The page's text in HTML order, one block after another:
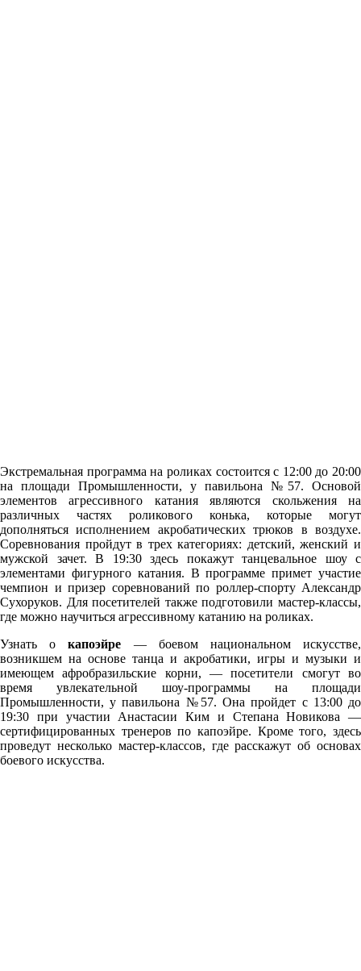
Экстремальная программа на роликах состоится с 12:00 до 20:00
на площади Промышленности, у павильона №57. Основой
элементов агрессивного катания являются скольжения на
различных частях роликового конька, которые могут
дополняться исполнением акробатических трюков в воздухе.
Соревнования пройдут в трех категориях: детский, женский и
мужской зачет. В 19:30 здесь покажут танцевальное шоу с
элементами фигурного катания. В программе примет участие
чемпион и призер соревнований по роллер-спорту Александр
Сухоруков. Для посетителей также подготовили мастер-классы,
где можно научиться агрессивному катанию на роликах.
Узнать окапоэйре — боевом национальном искусстве,
возникшем на основе танца и акробатики, игры и музыки и
имеющем афробразильские корни, — посетители смогут во
время увлекательной шоу-программы на площади
Промышленности, у павильона №57. Она пройдет с 13:00 до
19:30 при участии Анастасии Ким и Степана Новикова —
сертифицированных тренеров по капоэйре. Кроме того, здесь
проведут несколько мастер-классов, где расскажут об основах
боевого искусства.